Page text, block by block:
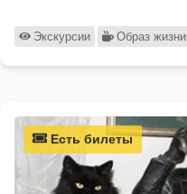
Экскурсии Образ жизни
Есть билеты